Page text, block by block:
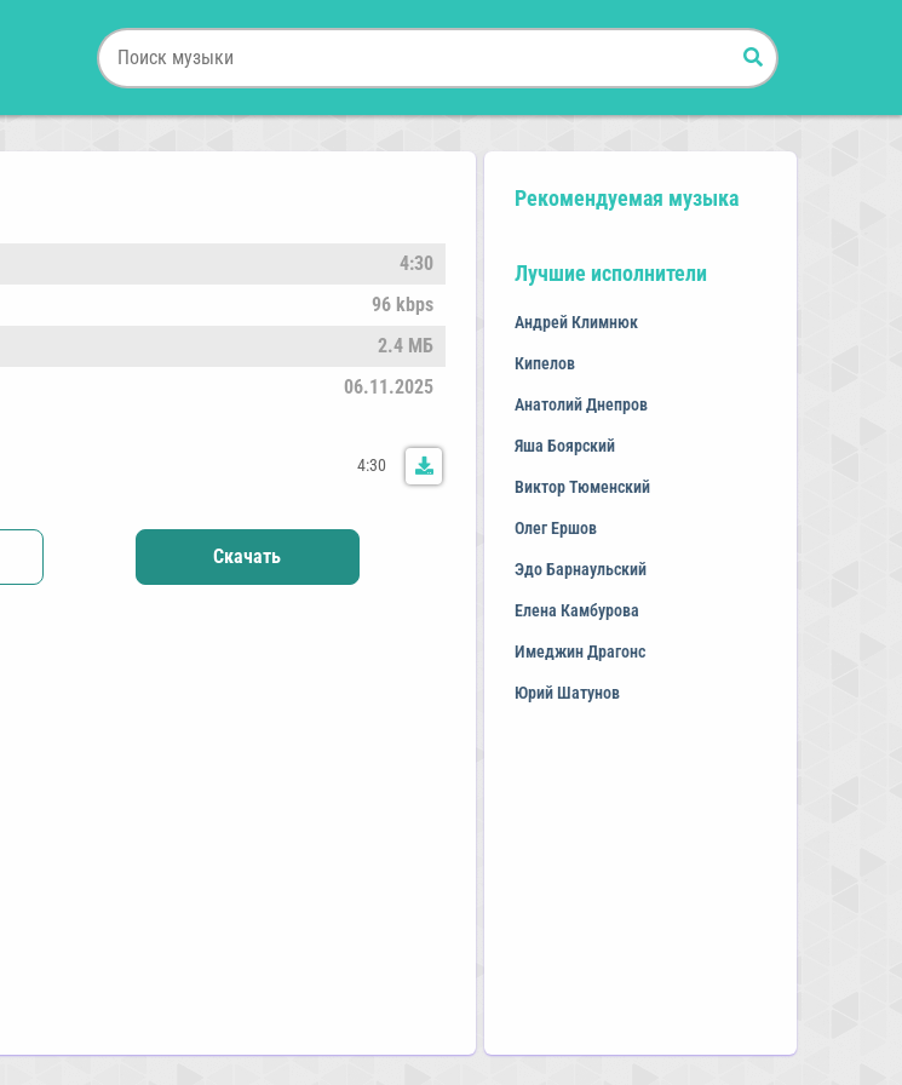
4:30
96 kbps
2.4 МБ
06.11.2025
4:30
Скачать
Рекомендуемая музыка
Лучшие исполнители
Андрей Климнюк
Кипелов
Анатолий Днепров
Яша Боярский
Виктор Тюменский
Олег Ершов
Эдо Барнаульский
Елена Камбурова
Имеджин Драгонс
Юрий Шатунов